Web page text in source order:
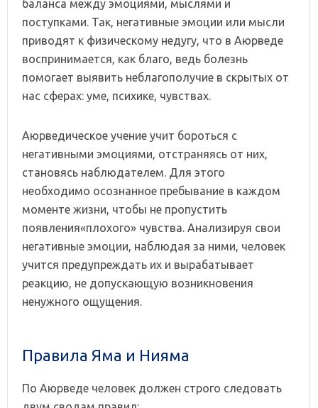
баланса между эмоциями, мыслями и
поступками. Так, негативные эмоции или мысли
приводят к физическому недугу, что в Аюрведе
воспринимается, как благо, ведь болезнь
помогает выявить неблагополучие в скрытых от
нас сферах: уме, психике, чувствах.
Аюрведическое учение учит бороться с
негативными эмоциями, отстраняясь от них,
становясь наблюдателем. Для этого
необходимо осознанное пребывание в каждом
моменте жизни, чтобы не пропустить
появления«плохого» чувства. Анализируя свои
негативные эмоции, наблюдая за ними, человек
учится предупреждать их и вырабатывает
реакцию, не допускающую возникновения
ненужного ощущения.
Правила Яма и Нияма
По Аюрведе человек должен строго следовать